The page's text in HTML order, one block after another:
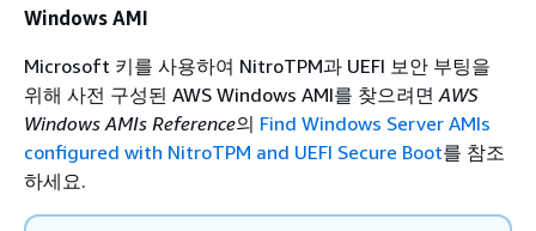
Windows AMI
Microsoft 키를 사용하여 NitroTPM과 UEFI 보안 부팅을
위해 사전 구성된 AWS Windows AMI를 찾으려면 AWS
Windows AMIs Reference의 Find Windows Server AMIs
configured with NitroTPM and UEFI Secure Boot를 참조
하세요.